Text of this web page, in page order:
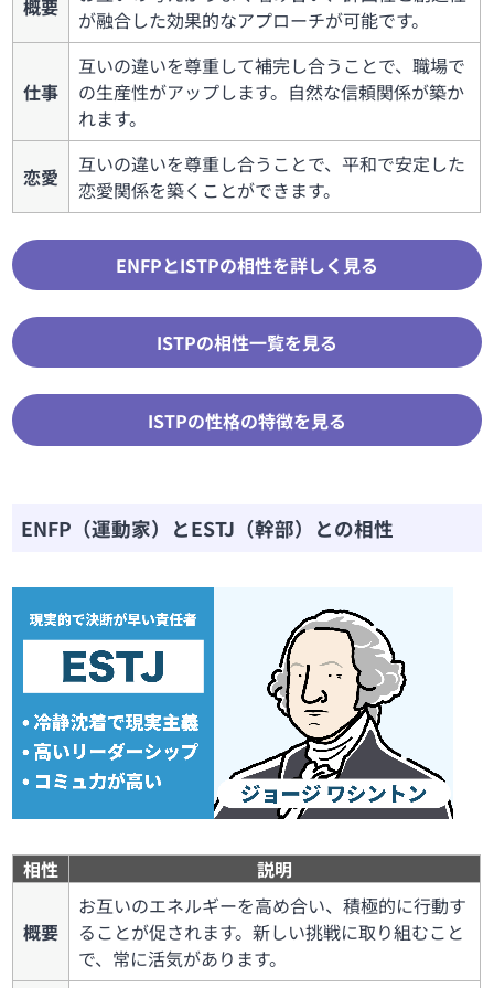
概要
が融合した効果的なアプローチが可能です。
仕事
互いの違いを尊重して補完し合うことで、職場で
の生産性がアップします。自然な信頼関係が築か
れます。
恋愛
互いの違いを尊重し合うことで、平和で安定した
恋愛関係を築くことができます。
ENFPとISTPの相性を詳しく見る
ISTPの相性一覧を見る
ISTPの性格の特徴を見る
ENFP（運動家）とESTJ（幹部）との相性
相性 説明
概要
お互いのエネルギーを高め合い、積極的に行動す
ることが促されます。新しい挑戦に取り組むこと
で、常に活気があります。